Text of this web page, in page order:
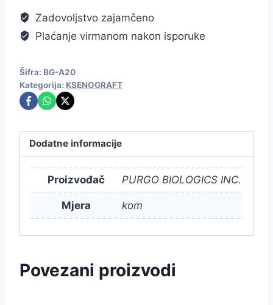
Zadovoljstvo zajamčeno
Plaćanje virmanom nakon isporuke
Šifra: BG-A20
Kategorija: KSENOGRAFT
Dodatne informacije
Proizvođač PURGO BIOLOGICS INC.
Mjera kom
Povezani proizvodi